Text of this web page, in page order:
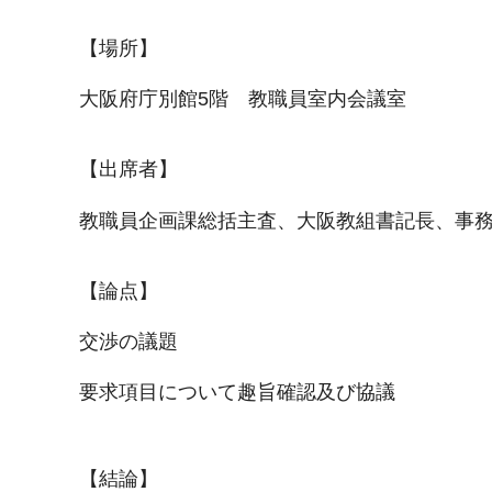
【場所】
大阪府庁別館5階 教職員室内会議室
【出席者】
教職員企画課総括主査、大阪教組書記長、事
【論点】
交渉の議題
要求項目について趣旨確認及び協議
【結論】